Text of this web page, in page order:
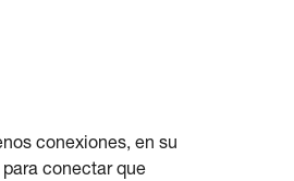
conexiones, en su
conectar que